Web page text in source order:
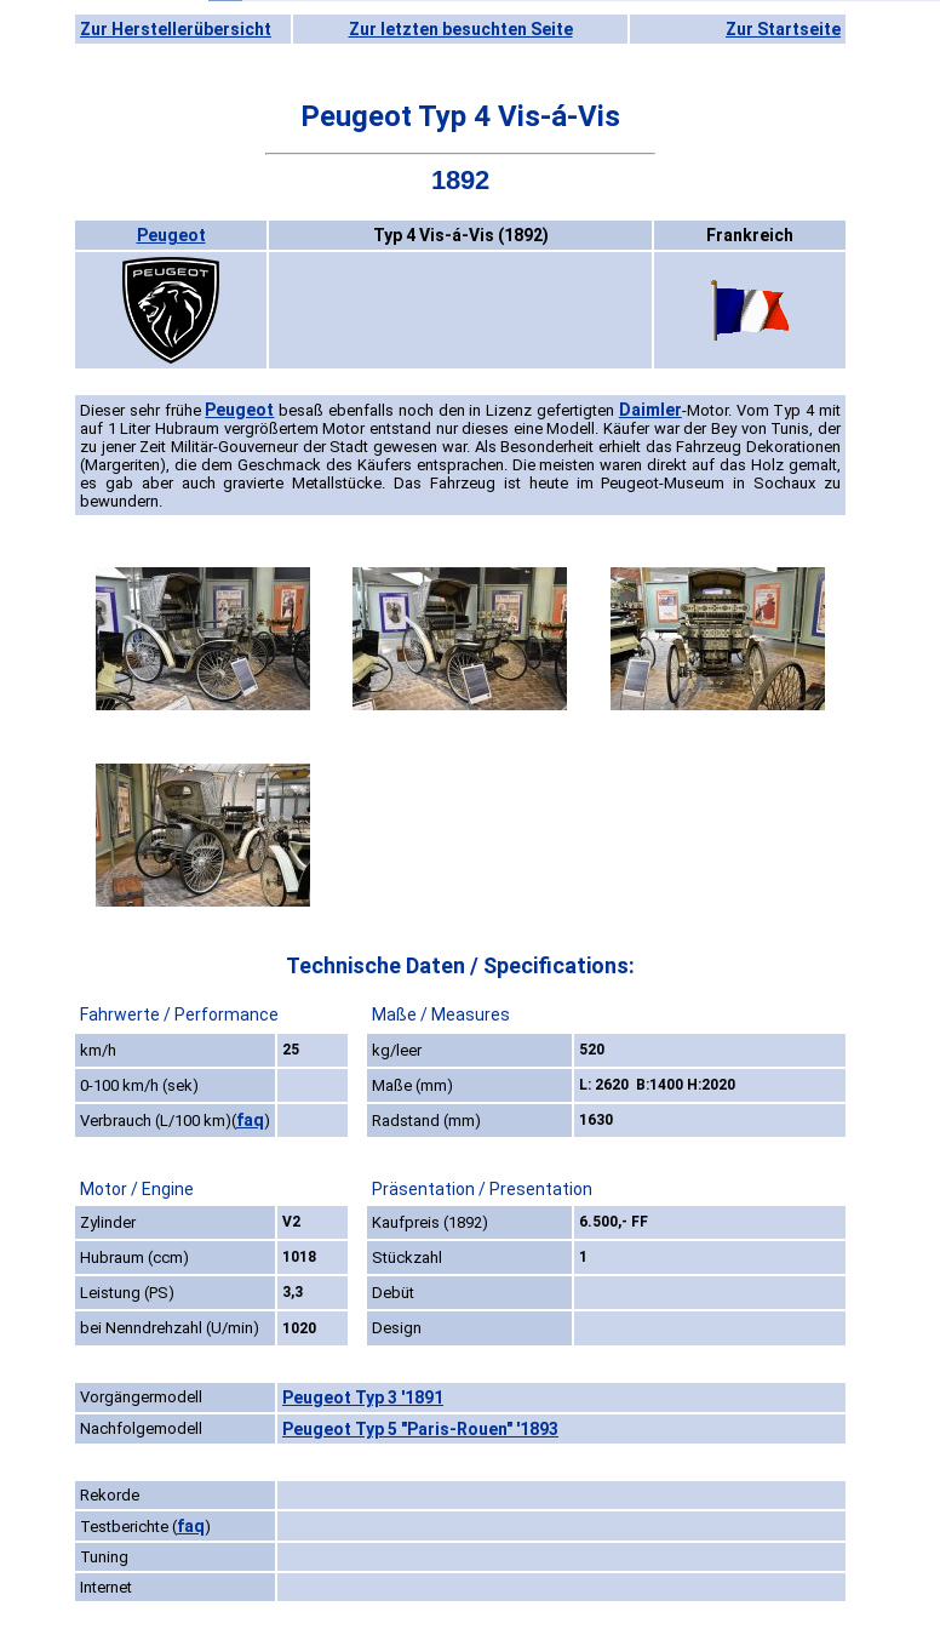
Zur Herstellerübersicht Zur letzten besuchten Seite Zur Startseite
Peugeot Typ 4 Vis-á-Vis
1892
Peugeot Typ 4 Vis-á-Vis (1892) Frankreich
Dieser sehr frühe Peugeot besaß ebenfalls noch den in Lizenz gefertigten Daimler-Motor. Vom Typ 4 mit
auf 1 Liter Hubraum vergrößertem Motor entstand nur dieses eine Modell. Käufer war der Bey von Tunis, der
zu jener Zeit Militär-Gouverneur der Stadt gewesen war. Als Besonderheit erhielt das Fahrzeug Dekorationen
(Margeriten), die dem Geschmack des Käufers entsprachen. Die meisten waren direkt auf das Holz gemalt,
es gab aber auch gravierte Metallstücke. Das Fahrzeug ist heute im Peugeot-Museum in Sochaux zu
bewundern.
Technische Daten / Specifications:
Fahrwerte / Performance Maße / Measures
km/h 25 kg/leer 520
0-100 km/h (sek) Maße (mm) L: 2620 B:1400 H:2020
Verbrauch (L/100 km)(faq) Radstand (mm) 1630
Motor / Engine Präsentation / Presentation
Zylinder V2 Kaufpreis (1892) 6.500,- FF
Hubraum (ccm) 1018 Stückzahl 1
Leistung (PS) 3,3
Debüt
bei Nenndrehzahl (U/min)
1020 Design
Vorgängermodell Peugeot Typ 3 '1891
Nachfolgemodell Peugeot Typ 5 "Paris-Rouen" '1893
Rekorde
Testberichte (faq)
Tuning
Internet